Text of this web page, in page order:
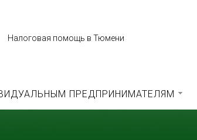
Налоговая помощь в Тюмени
ПРЕДПРИНИМАТЕЛЯМ